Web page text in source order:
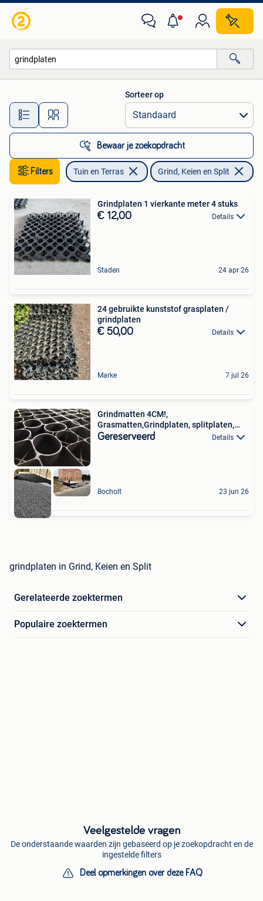
Alle afstanden…
Sorteer op
Bewaar je zoekopdracht
Filters Tuin en Terras Grind, Keien en Split
Grindplaten 1 vierkante meter 4 stuks
€ 12,00 Details
Staden 24 apr 26
24 gebruikte kunststof grasplaten /
grindplaten
€ 50,00 Details
Marke 7 jul 26
Grindmatten 4CM!,
Grasmatten,Grindplaten, splitplaten,
HDPE
Gereserveerd Details
Bocholt 23 jun 26
grindplaten in Grind, Keien en Split
Gerelateerde zoektermen
Populaire zoektermen
Veelgestelde vragen
De onderstaande waarden zijn gebaseerd op je zoekopdracht en de
ingestelde filters
Deel opmerkingen over deze FAQ